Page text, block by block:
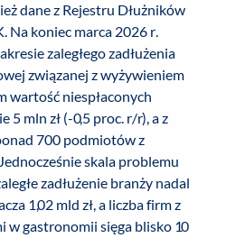
dane z Rejestru Dłużników
Na koniec marca 2026 r.
zaległego zadłużenia
związanej z wyżywieniem
wartość niespłaconych
5 mln zł (-0,5 proc. r/r), a z
700 podmiotów z
skala problemu
zadłużenie branży nadal
1,02 mld zł, a liczba firm z
gastronomii sięga blisko 10